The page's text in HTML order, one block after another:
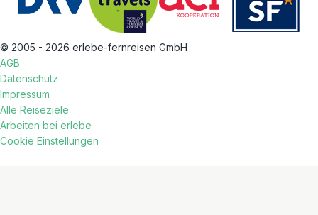
© 2005 - 2026 erlebe-fernreisen GmbH
AGB
Datenschutz
Impressum
Alle Reiseziele
Arbeiten bei erlebe
Cookie Einstellungen